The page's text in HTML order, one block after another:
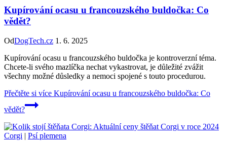
Kupírování ocasu u francouzského buldočka: Co
vědět?
OdDogTech.cz 1. 6. 2025
Kupírování ocasu u francouzského buldočka je kontroverzní téma.
Chcete-li svého mazlíčka nechat vykastrovat, je důležité zvážit
všechny možné důsledky a nemoci spojené s touto procedurou.
Přečtěte si více Kupírování ocasu u francouzského buldočka: Co
vědět?
Corgi | Psí plemena